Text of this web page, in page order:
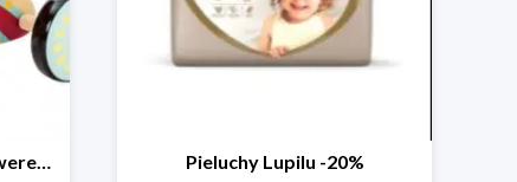
PLAYTIVE® Drewniany rowerek biegowy -33% Pieluchy Lupilu -20%